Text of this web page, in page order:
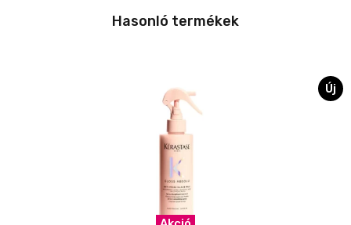
Hasonló termékek
Új